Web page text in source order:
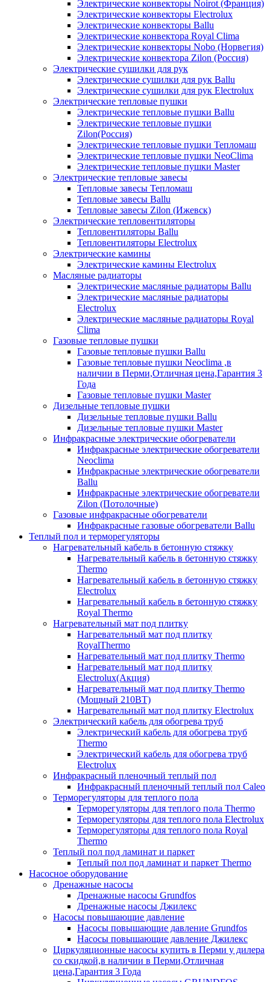
Электрические конвекторы Noirot (Франция)
Электрические конвекторы Electrolux
Электрические конвекторы Ballu
Электрические конвектора Royal Clima
Электрические конвекторы Nobo (Норвегия)
Электрические конвектора Zilon (Россия)
Электрические сушилки для рук
Электрические сушилки для рук Ballu
Электрические сушилки для рук Electrolux
Электрические тепловые пушки
Электрические тепловые пушки Ballu
Электрические тепловые пушки
Zilon(Россия)
Электрические тепловые пушки Тепломаш
Электрические тепловые пушки NeoClima
Электрические тепловые пушки Master
Электрические тепловые завесы
Тепловые завесы Тепломаш
Тепловые завесы Ballu
Тепловые завесы Zilon (Ижевск)
Электрические тепловентиляторы
Тепловентиляторы Ballu
Тепловентиляторы Electrolux
Электрические камины
Электрические камины Electrolux
Масляные радиаторы
Электрические масляные радиаторы Ballu
Электрические масляные радиаторы
Electrolux
Электрические масляные радиаторы Royal
Clima
Газовые тепловые пушки
Газовые тепловые пушки Ballu
Газовые тепловые пушки Neoclima ,в
наличии в Перми,Отличная цена,Гарантия 3
Года
Газовые тепловые пушки Master
Дизельные тепловые пушки
Дизельные тепловые пушки Ballu
Дизельные тепловые пушки Master
Инфракрасные электрические обогреватели
Инфракрасные электрические обогреватели
Neoclima
Инфракрасные электрические обогреватели
Ballu
Инфракрасные электрические обогреватели
Zilon (Потолочные)
Газовые инфракрасные обогреватели
Инфракрасные газовые обогреватели Ballu
Теплый пол и терморегуляторы
Нагревательный кабель в бетонную стяжку
Нагревательный кабель в бетонную стяжку
Thermo
Нагревательный кабель в бетонную стяжку
Electrolux
Нагревательный кабель в бетонную стяжку
Royal Thermo
Нагревательный мат под плитку
Нагревательный мат под плитку
RoyalThermo
Нагревательный мат под плитку Thermo
Нагревательный мат под плитку
Electrolux(Акция)
Нагревательный мат под плитку Thermo
(Мощный 210ВТ)
Нагревательный мат под плитку Electrolux
Электрический кабель для обогрева труб
Электрический кабель для обогрева труб
Thermo
Электрический кабель для обогрева труб
Electrolux
Инфракрасный пленочный теплый пол
Инфракрасный пленочный теплый пол Caleo
Терморегуляторы для теплого пола
Терморегуляторы для теплого пола Thermo
Терморегуляторы для теплого пола Electrolux
Терморегуляторы для теплого пола Royal
Thermo
Теплый пол под ламинат и паркет
Теплый пол под ламинат и паркет Thermo
Насосное оборудование
Дренажные насосы
Дренажные насосы Grundfos
Дренажные насосы Джилекс
Насосы повышающие давление
Насосы повышающие давление Grundfos
Насосы повышающие давление Джилекс
Циркуляционные насосы купить в Перми у дилера
со скидкой,в наличии в Перми,Отличная
цена,Гарантия 3 Года